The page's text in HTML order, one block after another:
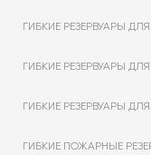
ГИБКИЕ РЕЗЕРВУАРЫ
ГИБКИЕ РЕЗЕРВУАРЫ
ГИБКИЕ РЕЗЕРВУАРЫ
ГИБКИЕ ПОЖАРНЫЕ